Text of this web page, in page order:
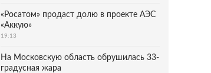
«Росатом» продаст долю в проекте АЭС
«Аккую»
19:13
На Московскую область обрушилась 33-
градусная жара